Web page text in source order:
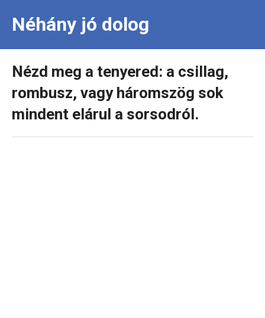
Néhány jó dolog
Nézd meg a tenyered: a csillag,
rombusz, vagy háromszög sok
mindent elárul a sorsodról.